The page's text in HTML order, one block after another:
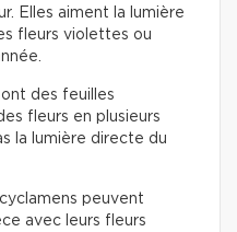
Elles aiment la lumière
fleurs violettes ou
des feuilles
fleurs en plusieurs
la lumière directe du
peuvent
avec leurs fleurs